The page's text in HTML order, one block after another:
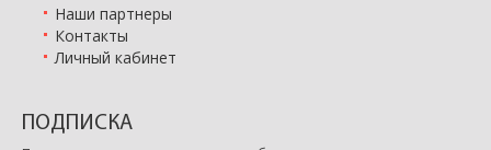
Наши партнеры
Контакты
Личный кабинет
ПОДПИСКА